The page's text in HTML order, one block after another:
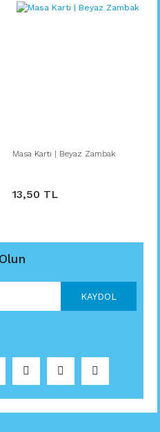
Masa Kartı | Beyaz Zambak
13,50 TL
KAYDOL